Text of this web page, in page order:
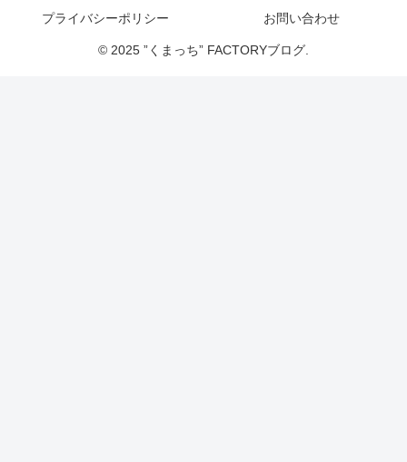
プライバシーポリシー
お問い合わせ
© 2025 ”くまっち” FACTORYブログ.